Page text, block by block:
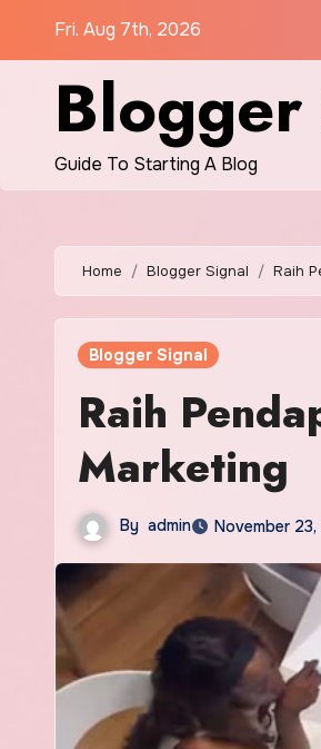
Fri. Aug 7th, 2026
Guide To Starting A Blog
Home Blogger Signal Raih
Blogger Signal
Raih
Marketing
By admin November